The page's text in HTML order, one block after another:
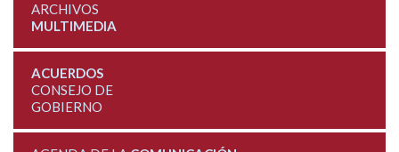
ARCHIVOS
MULTIMEDIA
ACUERDOS
CONSEJO DE
GOBIERNO